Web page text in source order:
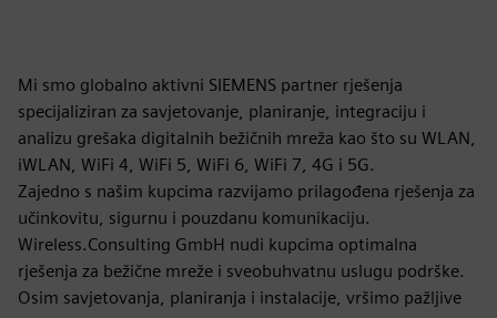
Mi smo globalno aktivni SIEMENS partner rješenja
specijaliziran za savjetovanje, planiranje, integraciju i
analizu grešaka digitalnih bežičnih mreža kao što su WLAN,
iWLAN, WiFi 4, WiFi 5, WiFi 6, WiFi 7, 4G i 5G.
Zajedno s našim kupcima razvijamo prilagođena rješenja za
učinkovitu, sigurnu i pouzdanu komunikaciju.
Wireless.Consulting GmbH nudi kupcima optimalna
rješenja za bežične mreže i sveobuhvatnu uslugu podrške.
Osim savjetovanja, planiranja i instalacije, vršimo pažljive